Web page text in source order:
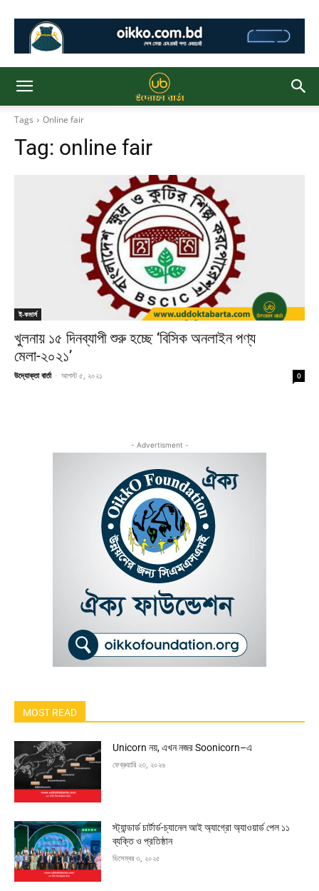
Tags Online fair
Tag: online fair
ই-কমার্স
খুলনায় ১৫ দিনব্যাপী শুরু হচ্ছে ‘বিসিক অনলাইন পণ্য
মেলা-২০২১’
উদ্যোক্তা বার্তা - আগস্ট ৫, ২০২১ 0
- Advertisment -
MOST READ
Unicorn নয়, এখন নজর Soonicorn–এ
ফেব্রুয়ারি ২৩, ২০২৬
স্ট্যান্ডার্ড চার্টার্ড-চ্যানেল আই অ্যাগ্রো অ্যাওয়ার্ড পেল ১১
ব্যক্তি ও প্রতিষ্ঠান
ডিসেম্বর ৩, ২০২৫